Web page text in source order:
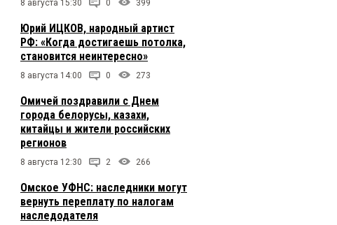
8 августа 15:30 0 399
Юрий ИЦКОВ, народный артист
РФ: «Когда достигаешь потолка,
становится неинтересно»
8 августа 14:00 0 273
Омичей поздравили с Днем
города белорусы, казахи,
китайцы и жители российских
регионов
8 августа 12:30 2 266
Омское УФНС: наследники могут
вернуть переплату по налогам
наследодателя